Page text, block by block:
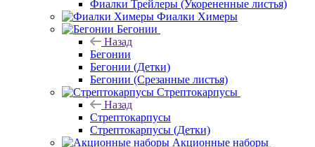
Фиалки Трейлеры (Укорененные листья)
Фиалки Химеры
Бегонии
Назад
Бегонии
Бегонии (Детки)
Бегонии (Срезанные листья)
Стрептокарпусы
Назад
Стрептокарпусы
Стрептокарпусы (Детки)
Акционные наборы